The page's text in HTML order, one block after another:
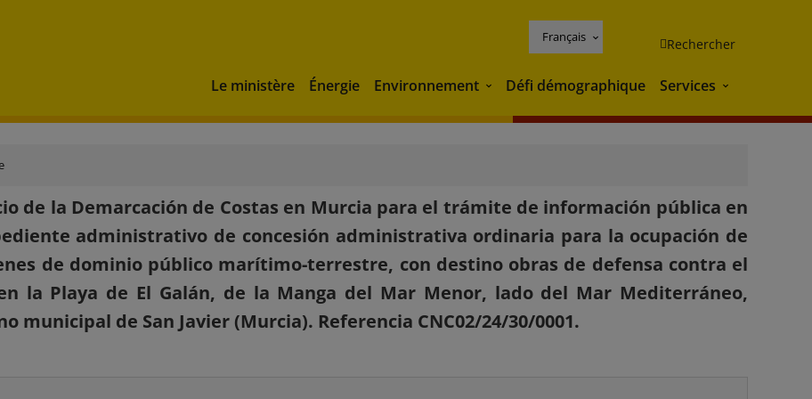
Français Rechercher
Le ministère Énergie Environnement Environnement
Défi démographique Services Services
de la Demarcación de Costas en Murcia para el trámite de información pública en
administrativo de concesión administrativa ordinaria para la ocupación de
de dominio público marítimo-terrestre, con destino obras de defensa contra el
la Playa de El Galán, de la Manga del Mar Menor, lado del Mar Mediterráneo,
municipal de San Javier (Murcia). Referencia CNC02/24/30/0001.